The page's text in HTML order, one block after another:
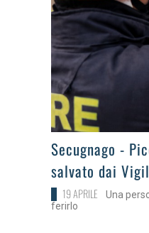
>
Secugnago -
salvato dai
19 APRILE
Una
ferirlo